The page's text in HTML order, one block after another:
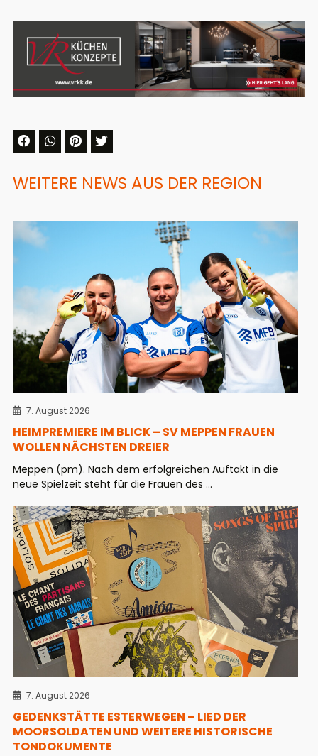
WEITERE NEWS AUS DER REGION
7. August 2026
HEIMPREMIERE IM BLICK – SV MEPPEN FRAUEN
WOLLEN NÄCHSTEN DREIER
Meppen (pm). Nach dem erfolgreichen Auftakt in die
neue Spielzeit steht für die Frauen des ...
7. August 2026
GEDENKSTÄTTE ESTERWEGEN – LIED DER
MOORSOLDATEN UND WEITERE HISTORISCHE
TONDOKUMENTE